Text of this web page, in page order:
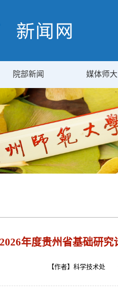
院部新闻 媒体师大
年度贵州省基础研
【作者】科学技术处